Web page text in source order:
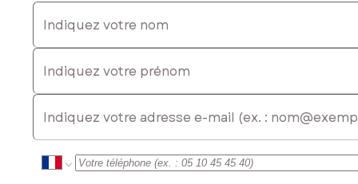
Indiquez votre nom
Indiquez votre prénom
E-mail